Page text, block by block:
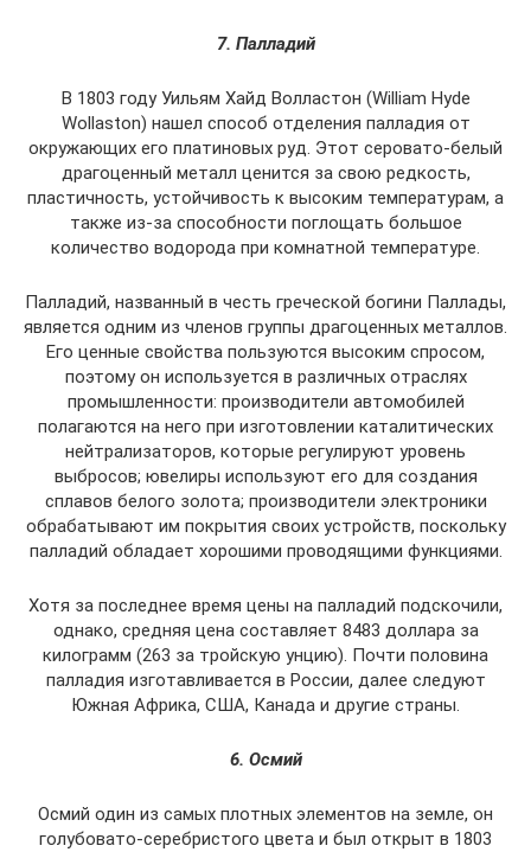
7. Палладий
В 1803 году Уильям Хайд Волластон (William Hyde
Wollaston) нашел способ отделения палладия от
окружающих его платиновых руд. Этот серовато-белый
драгоценный металл ценится за свою редкость,
пластичность, устойчивость к высоким температурам, а
также из-за способности поглощать большое
количество водорода при комнатной температуре.
Палладий, названный в честь греческой богини Паллады,
является одним из членов группы драгоценных металлов.
Его ценные свойства пользуются высоким спросом,
поэтому он используется в различных отраслях
промышленности: производители автомобилей
полагаются на него при изготовлении каталитических
нейтрализаторов, которые регулируют уровень
выбросов; ювелиры используют его для создания
сплавов белого золота; производители электроники
обрабатывают им покрытия своих устройств, поскольку
палладий обладает хорошими проводящими функциями.
Хотя за последнее время цены на палладий подскочили,
однако, средняя цена составляет 8483 доллара за
килограмм (263 за тройскую унцию). Почти половина
палладия изготавливается в России, далее следуют
Южная Африка, США, Канада и другие страны.
6. Осмий
Осмий один из самых плотных элементов на земле, он
голубовато-серебристого цвета и был открыт в 1803